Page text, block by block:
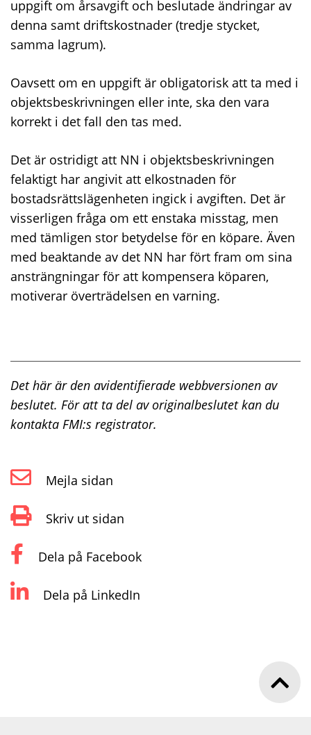
uppgift om årsavgift och beslutade ändringar av
denna samt driftskostnader (tredje stycket,
samma lagrum).
Oavsett om en uppgift är obligatorisk att ta med i
objektsbeskrivningen eller inte, ska den vara
korrekt i det fall den tas med.
Det är ostridigt att NN i objektsbeskrivningen
felaktigt har angivit att elkostnaden för
bostadsrättslägenheten ingick i avgiften. Det är
visserligen fråga om ett enstaka misstag, men
med tämligen stor betydelse för en köpare. Även
med beaktande av det NN har fört fram om sina
ansträngningar för att kompensera köparen,
motiverar överträdelsen en varning.
Det här är den avidentifierade webbversionen av
beslutet. För att ta del av originalbeslutet kan du
kontakta FMI:s registrator.
Mejla sidan
Skriv ut sidan
Dela på Facebook
Dela på LinkedIn